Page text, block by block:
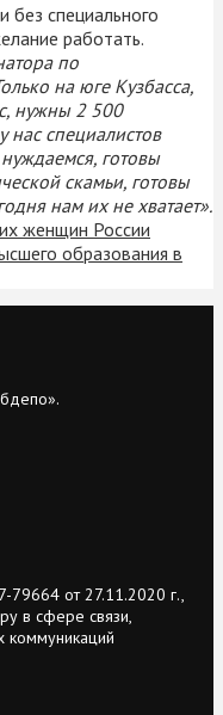
без специального
работать.
по
на юге Кузбасса,
нужны 2 500
нас специалистов
готовы
скамьи, готовы
нам их не хватает».
женщин России
образования в
от 27.11.2020 г.,
в сфере связи,
коммуникаций